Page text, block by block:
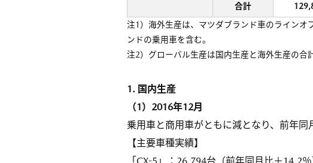
合計
注1）海外生産は、マツダブランド車のラインオ
ンドの乗用車を含む。
注2）グローバル生産は国内生産と海外生産の合計
1. 国内生産
（1）2016年12月
乗用車と商用車がともに減となり、前年同
【主要車種実績】